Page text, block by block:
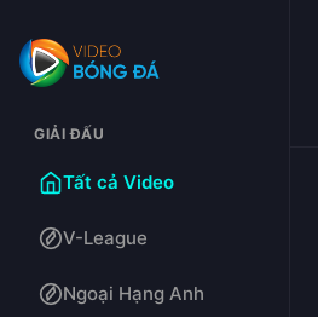
GIẢI ĐẤU
Tất cả Video
V-League
Ngoại Hạng Anh